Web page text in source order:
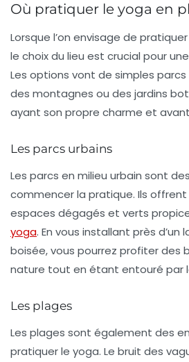
Où pratiquer le yoga en
Lorsque l’on envisage de
le choix du lieu est crucial pour
Les options vont de simples
des montagnes ou des jardins
ayant son propre charme et
Les parcs urbains
Les parcs en milieu urbain sont
commencer la pratique. Ils
espaces dégagés et verts
yoga. En vous installant près d’un
boisée, vous pourrez profiter des
nature tout en étant entouré par
Les plages
Les plages sont également des
pratiquer le yoga. Le bruit des